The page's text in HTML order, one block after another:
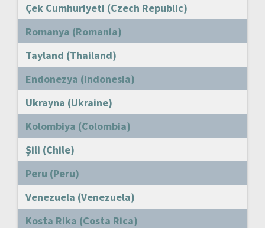
Çek Cumhuriyeti (Czech Republic)
Romanya (Romania)
Tayland (Thailand)
Endonezya (Indonesia)
Ukrayna (Ukraine)
Kolombiya (Colombia)
Şili (Chile)
Peru (Peru)
Venezuela (Venezuela)
Kosta Rika (Costa Rica)